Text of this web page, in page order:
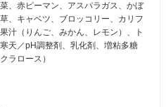
、赤ピーマン、アスパラガス、かぼ
、キャベツ、ブロッコリー、カリフ
汁（りんご、みかん、レモン）、ト
天／pH調整剤、乳化剤、増粘多糖
ラロース）